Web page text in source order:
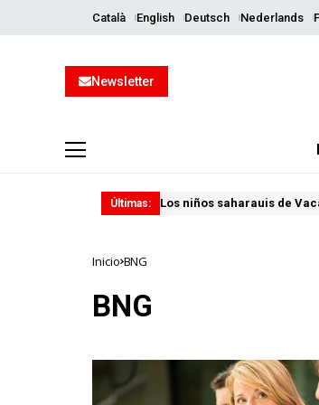
Català English Deutsch Nederlands
Newsletter
Últimas: Los niños saharauis de
Inicio BNG
BNG